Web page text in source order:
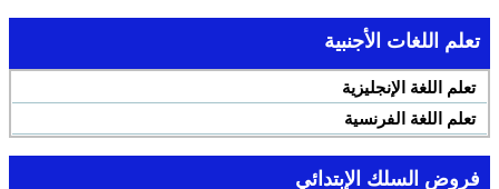
تعلم اللغات الأجنبية
تعلم اللغة الإنجليزية
تعلم اللغة الفرنسية
فروض السلك الإبتدائي